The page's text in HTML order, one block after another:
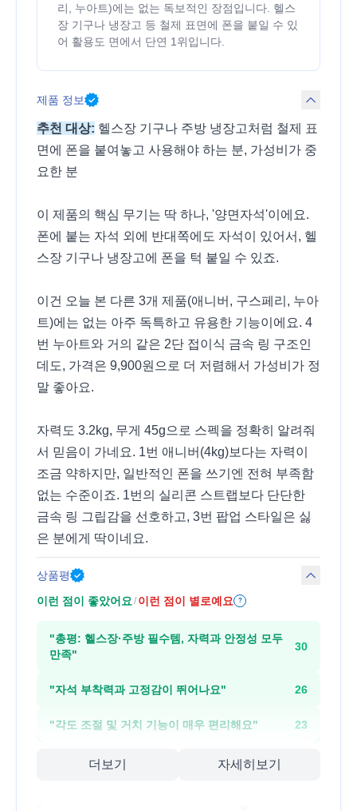
리, 누아트)에는 없는 독보적인 장점입니다. 헬스
장 기구나 냉장고 등 철제 표면에 폰을 붙일 수 있
어 활용도 면에서 단연 1위입니다.
제품 정보
추천 대상: 헬스장 기구나 주방 냉장고처럼 철제 표
면에 폰을 붙여놓고 사용해야 하는 분, 가성비가 중
요한 분
이 제품의 핵심 무기는 딱 하나, '양면자석'이에요.
폰에 붙는 자석 외에 반대쪽에도 자석이 있어서, 헬
스장 기구나 냉장고에 폰을 턱 붙일 수 있죠.
이건 오늘 본 다른 3개 제품(애니버, 구스페리, 누아
트)에는 없는 아주 독특하고 유용한 기능이에요. 4
번 누아트와 거의 같은 2단 접이식 금속 링 구조인
데도, 가격은 9,900원으로 더 저렴해서 가성비가 정
말 좋아요.
자력도 3.2kg, 무게 45g으로 스펙을 정확히 알려줘
서 믿음이 가네요. 1번 애니버(4kg)보다는 자력이
조금 약하지만, 일반적인 폰을 쓰기엔 전혀 부족함
없는 수준이죠. 1번의 실리콘 스트랩보다 단단한
금속 링 그립감을 선호하고, 3번 팝업 스타일은 싫
은 분에게 딱이네요.
상품평
이런 점이 좋았어요/ 이런 점이 별로예요 ?
"총평: 헬스장·주방 필수템, 자력과 안정성 모두
만족"
30
"자석 부착력과 고정감이 뛰어나요" 26
"각도 조절 및 거치 기능이 매우 편리해요" 23
더보기 자세히보기